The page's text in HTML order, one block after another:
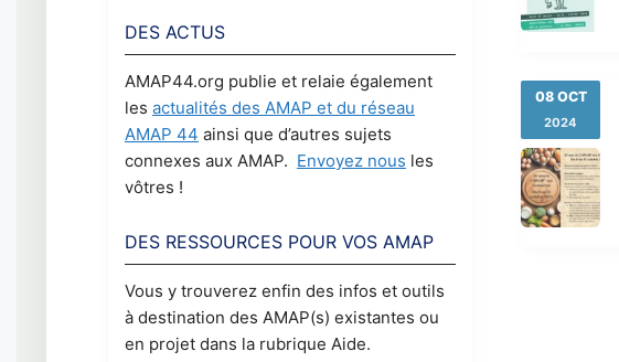
DES ACTUS
AMAP44.org publie et relaie également
les actualités des AMAP et du réseau
AMAP 44 ainsi que d’autres sujets
connexes aux AMAP. Envoyez nous les
vôtres !
DES RESSOURCES POUR VOS AMAP
Vous y trouverez enfin des infos et outils
à destination des AMAP(s) existantes ou
en projet dans la rubrique Aide.
08 OCT
2024